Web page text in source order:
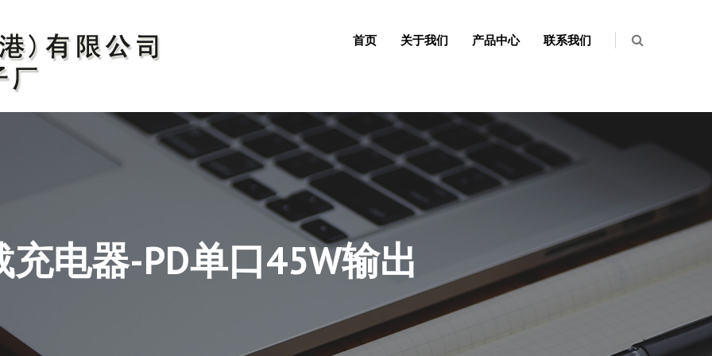
首页 关于我们 产品中心 联系我们
充电器-PD单口45W输出